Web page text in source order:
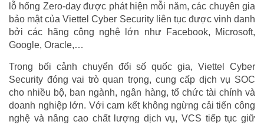
lỗ hổng Zero-day được phát hiện mỗi năm, các chuyên gia
bảo mật của Viettel Cyber Security liên tục được vinh danh
bởi các hãng công nghệ lớn như Facebook, Microsoft,
Google, Oracle,…
Trong bối cảnh chuyển đổi số quốc gia, Viettel Cyber
Security đóng vai trò quan trọng, cung cấp dịch vụ SOC
cho nhiều bộ, ban ngành, ngân hàng, tổ chức tài chính và
doanh nghiệp lớn. Với cam kết không ngừng cải tiến công
nghệ và nâng cao chất lượng dịch vụ, VCS tiếp tục giữ